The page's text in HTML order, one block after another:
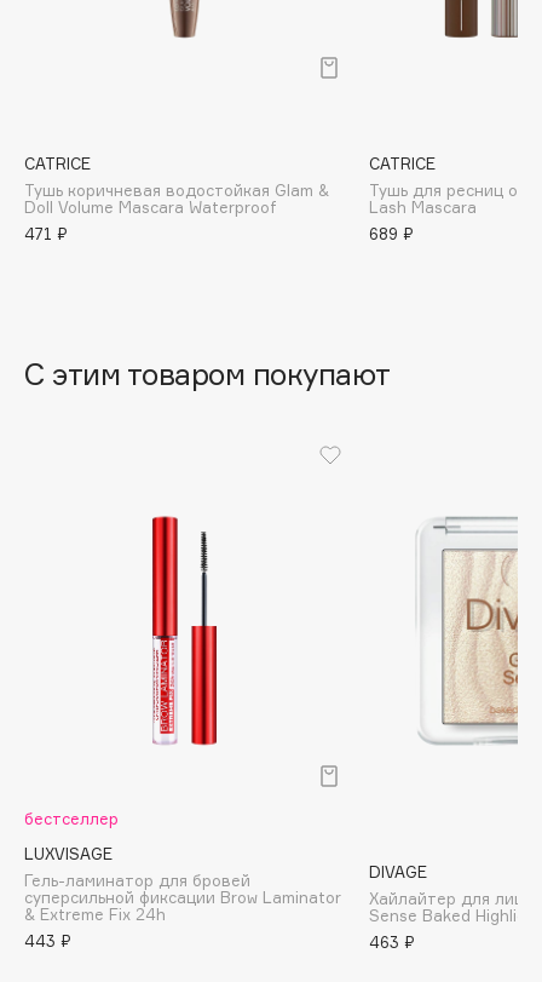
Banderas
Basicare
Batiste
beautyblender
Boadicea The Victorious
BORK
Brunello Cucinelli
Bvlgari
by TERRY
CATRICE
Тушь коричневая водостойкая Glam &
Doll Volume Mascara Waterproof
471 ₽
CATRICE
Тушь для ресниц
Lash Mascara
689 ₽
С этим товаром покупают
бестселлер
LUXVISAGE
Гель-ламинатор для бровей
суперсильной фиксации Brow Laminator
& Extreme Fix 24h
443 ₽
DIVAGE
Хайлайтер для лица
Sense Baked
463 ₽